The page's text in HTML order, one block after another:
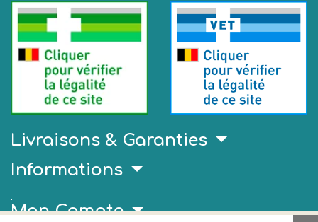
Livraisons & Garanties
Informations
.
Mon Compte